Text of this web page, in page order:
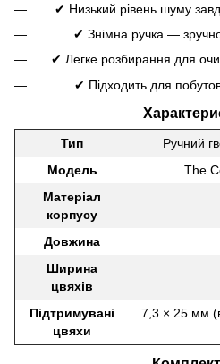
✔ Низький рівень шуму
✔ Знімна ручка —
✔ Легке розбирання для
✔ Підходить для
Тип
Ручний
Модель
The
Матеріал
корпусу
Довжина
Ширина
цвяхів
Підтримувані
цвяхи
7,3 × 25 мм